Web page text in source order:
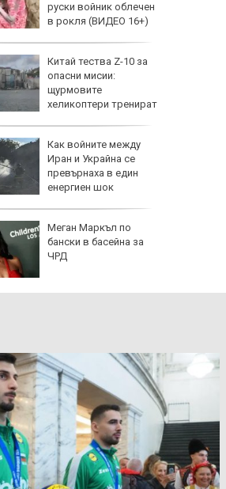
руски войник облечен
в рокля (ВИДЕО 16+)
Китай тества Z-10 за
опасни мисии:
щурмовите
хеликоптери тренират
Как войните между
Иран и Украйна се
превърнаха в един
енергиен шок
Меган Маркъл по
бански в басейна за
ЧРД